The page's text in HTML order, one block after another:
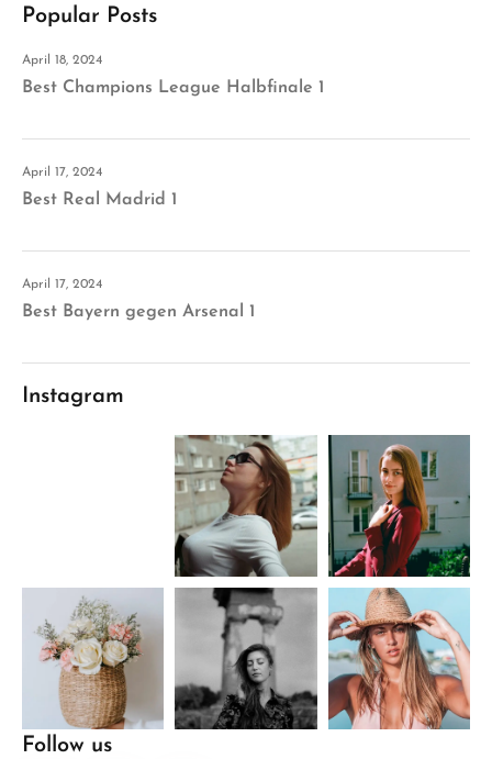
Popular Posts
April 18, 2024
Best Champions League Halbfinale 1
April 17, 2024
Best Real Madrid 1
April 17, 2024
Best Bayern gegen Arsenal 1
Instagram
Follow us